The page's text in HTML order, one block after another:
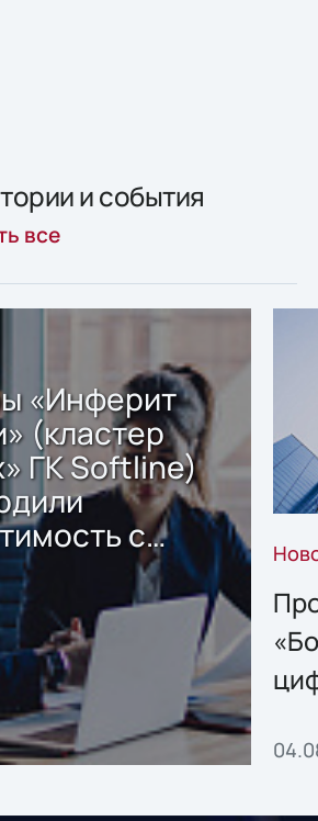
и события
все
«Инферит
(кластер
ГК Softline)
с
Sharx
для
данных